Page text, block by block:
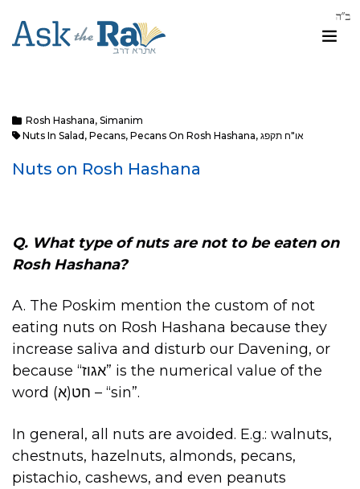
Rosh Hashana, Simanim
Nuts In Salad , Pecans, Pecans On Rosh Hashana, או"ח תקפג
Nuts on Rosh Hashana
Q. What type of nuts are not to be eaten on
Rosh Hashana?
A. The Poskim mention the custom of not
eating nuts on Rosh Hashana because they
increase saliva and disturb our Davening, or
because “אגוז” is the numerical value of the
word חט(א) – “sin”.
In general, all nuts are avoided. E.g.: walnuts,
chestnuts, hazelnuts, almonds, pecans,
pistachio, cashews, and even peanuts